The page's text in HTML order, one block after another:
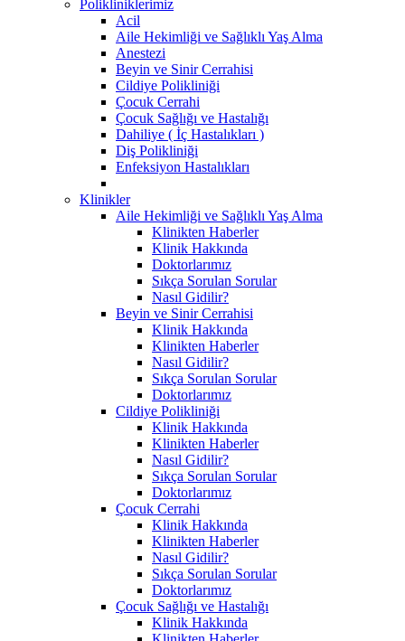
Polikliniklerimiz
Acil
Aile Hekimliği ve Sağlıklı Yaş Alma
Anestezi
Beyin ve Sinir Cerrahisi
Cildiye Polikliniği
Çocuk Cerrahi
Çocuk Sağlığı ve Hastalığı
Dahiliye ( İç Hastalıkları )
Diş Polikliniği
Enfeksiyon Hastalıkları
Klinikler
Aile Hekimliği ve Sağlıklı Yaş Alma
Klinikten Haberler
Klinik Hakkında
Doktorlarımız
Sıkça Sorulan Sorular
Nasıl Gidilir?
Beyin ve Sinir Cerrahisi
Klinik Hakkında
Klinikten Haberler
Nasıl Gidilir?
Sıkça Sorulan Sorular
Doktorlarımız
Cildiye Polikliniği
Klinik Hakkında
Klinikten Haberler
Nasıl Gidilir?
Sıkça Sorulan Sorular
Doktorlarımız
Çocuk Cerrahi
Klinik Hakkında
Klinikten Haberler
Nasıl Gidilir?
Sıkça Sorulan Sorular
Doktorlarımız
Çocuk Sağlığı ve Hastalığı
Klinik Hakkında